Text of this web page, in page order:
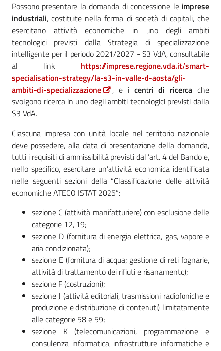
Possono presentare la domanda di concessione le imprese
industriali, costituite nella forma di società di capitali, che
esercitano attività economiche in uno degli ambiti
tecnologici previsti dalla Strategia di specializzazione
intelligente per il periodo 2021/2027 - S3 VdA, consultabile
al link https://imprese.regione.vda.it/smart-
specialisation-strategy/la-s3-in-valle-d-aosta/gli-
ambiti-di-specializzazione
, e i centri di ricerca che
svolgono ricerca in uno degli ambiti tecnologici previsti dalla
S3 VdA.
Ciascuna impresa con unità locale nel territorio nazionale
deve possedere, alla data di presentazione della domanda,
tutti i requisiti di ammissibilità previsti dall’art. 4 del Bando e,
nello specifico, esercitare un’attività economica identificata
nelle seguenti sezioni della “Classificazione delle attività
economiche ATECO ISTAT 2025”:
sezione C (attività manifatturiere) con esclusione delle
categorie 12, 19;
sezione D (fornitura di energia elettrica, gas, vapore e
aria condizionata);
sezione E (fornitura di acqua; gestione di reti fognarie,
attività di trattamento dei rifiuti e risanamento);
sezione F (costruzioni);
sezione J (attività editoriali, trasmissioni radiofoniche e
produzione e distribuzione di contenuti) limitatamente
alle categorie 58 e 59;
sezione K (telecomunicazioni, programmazione e
consulenza informatica, infrastrutture informatiche e